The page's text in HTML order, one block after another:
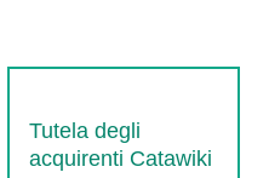
Tutela degli
acquirenti Catawiki